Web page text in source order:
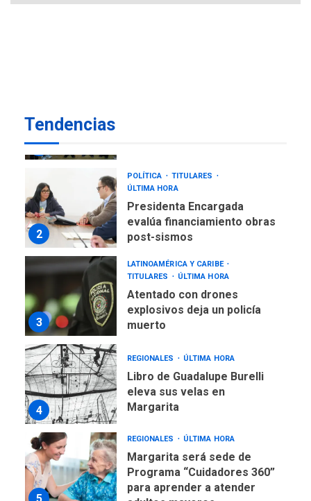
Tendencias
REGIONALES ÚLTIMA HORA
1
2
POLÍTICA
TITULARES
ÚLTIMA HORA
Presidenta Encargada
evalúa financiamiento obras
post-sismos
3
LATINOAMÉRICA Y CARIBE
TITULARES
ÚLTIMA HORA
Atentado con drones
explosivos deja un policía
muerto
4
REGIONALES ÚLTIMA HORA
Libro de Guadalupe Burelli
eleva sus velas en
Margarita
REGIONALES ÚLTIMA HORA
Margarita será sede de
Programa “Cuidadores 360”
para aprender a atender